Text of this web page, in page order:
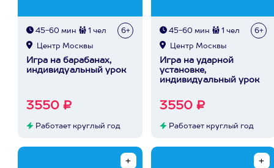
45-60 мин 1 чел 6+
Центр Москвы
Игра на барабанах,
индивидуальный урок
3550 ₽
Работает круглый год
45-60 мин 1 чел 6+
Центр Москвы
Игра на ударной
установке,
индивидуальный урок
3550 ₽
Работает круглый год